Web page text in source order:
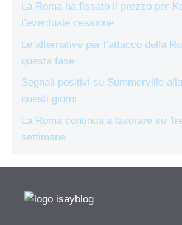
La Roma ha fissato il prezzo per
l’eventuale cessione
Le alternative per l’attacco della
questa fase
Segnali positivi su Summerville
questi giorni
La Roma continua a lavorare su
settimane